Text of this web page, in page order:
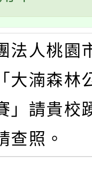
法人桃園
大湳森林
」請貴校
查照。